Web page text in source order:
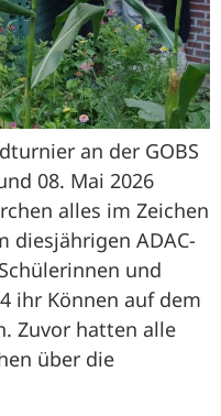
an der GOBS
08. Mai 2026
alles im Zeichen
diesjährigen ADAC-
und
ihr Können auf dem
Zuvor hatten alle
über die